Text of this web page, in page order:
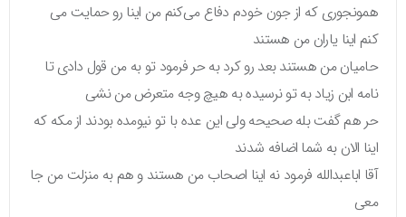
همونجوری که از جون خودم دفاع می‌کنم من اینا رو حمایت می
کنم اینا یاران من هستند
حامیان من هستند بعد رو کرد به حر فرمود تو به من قول دادی تا
نامه ابن زیاد به تو نرسیده به هیچ وجه متعرض من نشی
حر هم گفت بله صحیحه ولی این عده با تو نیومده بودند از مکه که
اینا الان به شما اضافه شدند
آقا اباعبدالله فرمود نه اینا اصحاب من هستند و هم به منزلت من جا
معی